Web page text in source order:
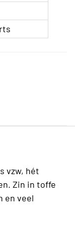
vzw, hét
Zin in toffe
en veel